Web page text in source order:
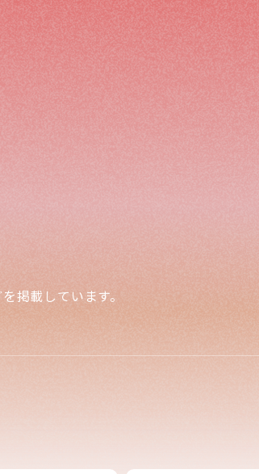
掲載しています。